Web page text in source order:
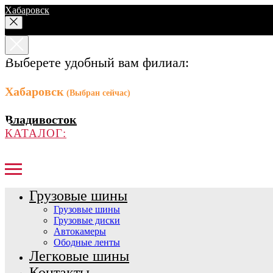
Хабаровск
Выберете удобный вам филиал:
Хабаровск (Выбран сейчас)
Владивосток
КАТАЛОГ:
Грузовые шины
Грузовые шины
Грузовые диски
Автокамеры
Ободные ленты
Легковые шины